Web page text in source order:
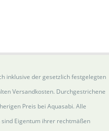
inklusive der gesetzlich festgelegten
Versandkosten. Durchgestrichene
Preis bei Aquasabi. Alle
Eigentum ihrer rechtmäßen